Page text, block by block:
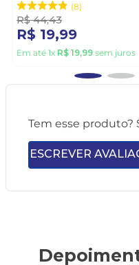
8
R$ 44,43
R$ 19,99
Em até 1x R$ 19,99 sem juros
Tem esse produto?
ESCREVER